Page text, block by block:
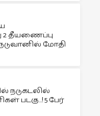
தீயணைப்பு
மோதி
நடுகடலில்
படகு…! 5 பேர்